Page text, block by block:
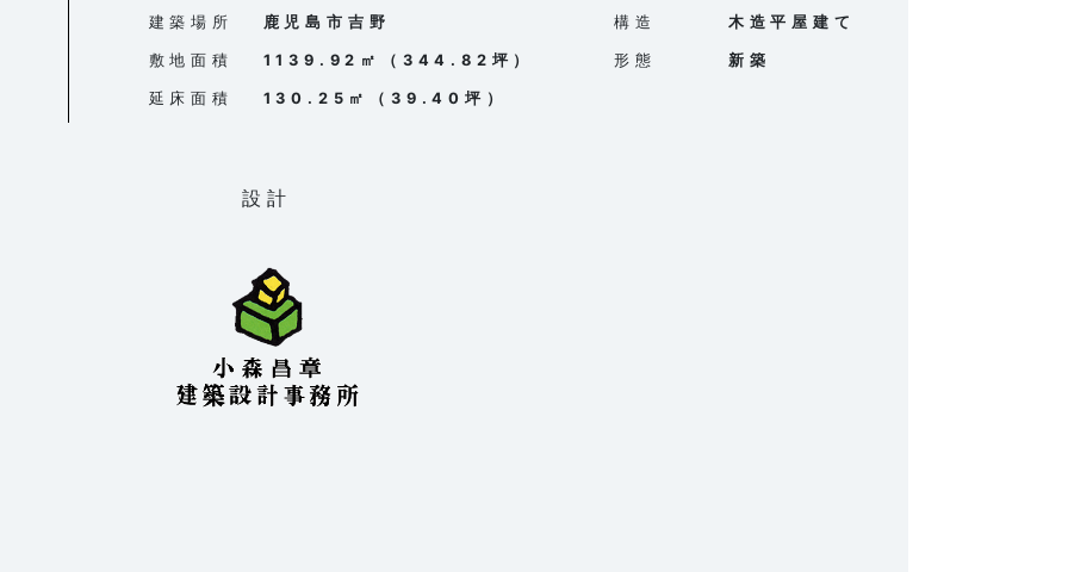
建築場所 鹿児島市吉野
敷地面積 1139.92㎡（344.82坪）
延床面積 130.25㎡（39.40坪）
構造 木造平屋建て
形態 新築
設計